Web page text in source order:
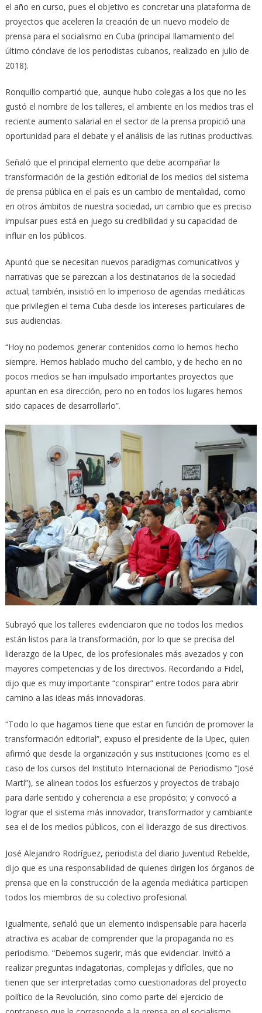
el año en curso, pues el objetivo es concretar una plataforma de
proyectos que aceleren la creación de un nuevo modelo de
prensa para el socialismo en Cuba (principal llamamiento del
último cónclave de los periodistas cubanos, realizado en julio de
2018).
Ronquillo compartió que, aunque hubo colegas a los que no les
gustó el nombre de los talleres, el ambiente en los medios tras el
reciente aumento salarial en el sector de la prensa propició una
oportunidad para el debate y el análisis de las rutinas productivas.
Señaló que el principal elemento que debe acompañar la
transformación de la gestión editorial de los medios del sistema
de prensa pública en el país es un cambio de mentalidad, como
en otros ámbitos de nuestra sociedad, un cambio que es preciso
impulsar pues está en juego su credibilidad y su capacidad de
influir en los públicos.
Apuntó que se necesitan nuevos paradigmas comunicativos y
narrativas que se parezcan a los destinatarios de la sociedad
actual; también, insistió en lo imperioso de agendas mediáticas
que privilegien el tema Cuba desde los intereses particulares de
sus audiencias.
“Hoy no podemos generar contenidos como lo hemos hecho
siempre. Hemos hablado mucho del cambio, y de hecho en no
pocos medios se han impulsado importantes proyectos que
apuntan en esa dirección, pero no en todos los lugares hemos
sido capaces de desarrollarlo”.
Subrayó que los talleres evidenciaron que no todos los medios
están listos para la transformación, por lo que se precisa del
liderazgo de la Upec, de los profesionales más avezados y con
mayores competencias y de los directivos. Recordando a Fidel,
dijo que es muy importante “conspirar” entre todos para abrir
camino a las ideas más innovadoras.
“Todo lo que hagamos tiene que estar en función de promover la
transformación editorial”, expuso el presidente de la Upec, quien
afirmó que desde la organización y sus instituciones (como es el
caso de los cursos del Instituto Internacional de Periodismo “José
Martí”), se alinean todos los esfuerzos y proyectos de trabajo
para darle sentido y coherencia a ese propósito; y convocó a
lograr que el sistema más innovador, transformador y cambiante
sea el de los medios públicos, con el liderazgo de sus directivos.
José Alejandro Rodríguez, periodista del diario Juventud Rebelde,
dijo que es una responsabilidad de quienes dirigen los órganos de
prensa que en la construcción de la agenda mediática participen
todos los miembros de su colectivo profesional.
Igualmente, señaló que un elemento indispensable para hacerla
atractiva es acabar de comprender que la propaganda no es
periodismo. “Debemos sugerir, más que evidenciar. Invitó a
realizar preguntas indagatorias, complejas y difíciles, que no
tienen que ser interpretadas como cuestionadoras del proyecto
político de la Revolución, sino como parte del ejercicio de